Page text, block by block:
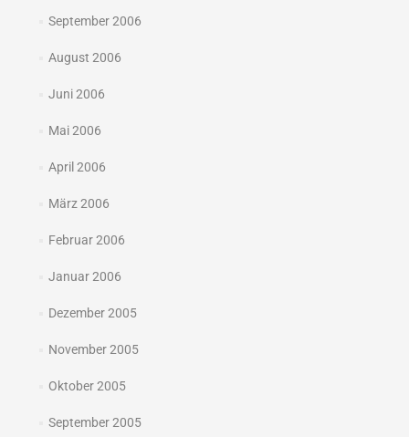
September 2006
August 2006
Juni 2006
Mai 2006
April 2006
März 2006
Februar 2006
Januar 2006
Dezember 2005
November 2005
Oktober 2005
September 2005